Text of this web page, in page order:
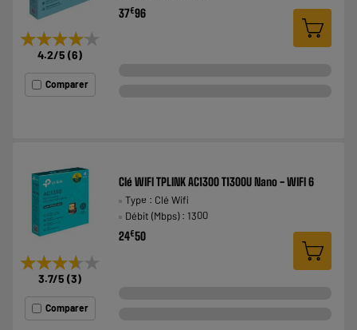
★★★★★
★★★★★
4.2/5 (6)
Comparer
37€96
★★★★★
★★★★★
3.7/5 (3)
Comparer
Clé WIFI TPLINK AC1300 T1300U Nano - WIFI 6
Type : Clé Wifi
Débit (Mbps) : 1300
24€50